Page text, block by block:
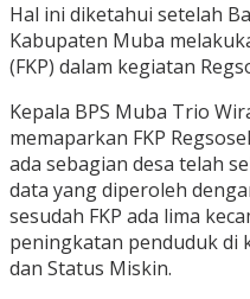
Hal ini diketahui setelah
Kabupaten Muba
(FKP) dalam kegiatan
Kepala BPS Muba Trio
memaparkan FKP
ada sebagian desa telah
data yang diperoleh
sesudah FKP ada lima
peningkatan penduduk di
dan Status Miskin.